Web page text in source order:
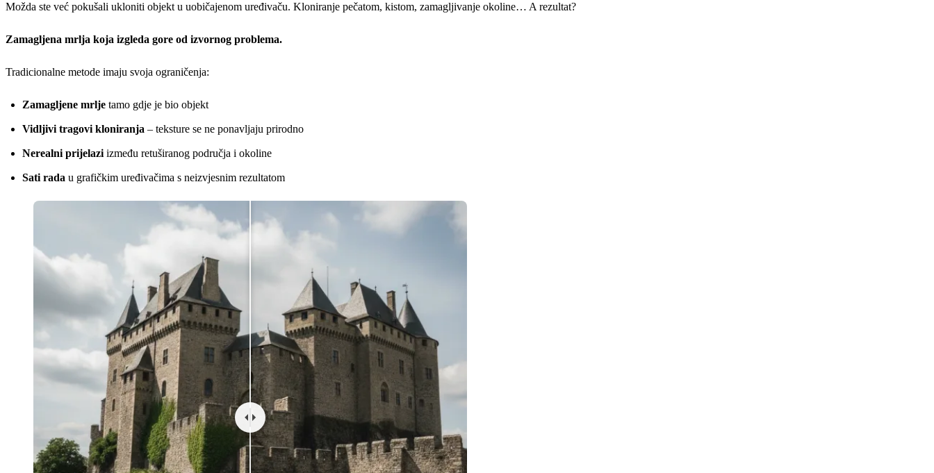
Možda ste već pokušali ukloniti objekt u uobičajenom uređivaču. Kloniranje pečatom, kistom, zamagljivanje okoline… A rezultat?
Zamagljena mrlja koja izgleda gore od izvornog problema.
Tradicionalne metode imaju svoja ograničenja:
Zamagljene mrlje tamo gdje je bio objekt
Vidljivi tragovi kloniranja – teksture se ne ponavljaju prirodno
Nerealni prijelaziizmeđu retuširanog područja i okoline
Sati rada u grafičkim uređivačima s neizvjesnim rezultatom